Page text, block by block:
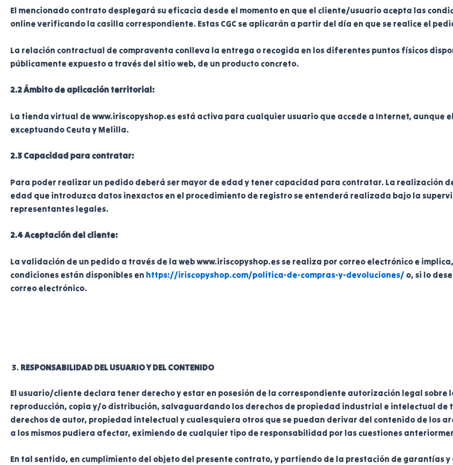
El mencionado contrato desplegará su eficacia desde el momento en que el cliente/usuario acepta las
online verificando la casilla correspondiente. Estas CGC se aplicarán a partir del día en que se realice el
La relación contractual de compraventa conlleva la entrega o recogida en los diferentes puntos físicos
públicamente expuesto a través del sitio web, de un producto concreto.
2.2 Ámbito de aplicación territorial:
La tienda virtual de www.iriscopyshop.es está activa para cualquier usuario que accede a Internet, aunque
exceptuando Ceuta y Melilla.
2.3 Capacidad para contratar:
Para poder realizar un pedido deberá ser mayor de edad y tener capacidad para contratar. La realización
edad que introduzca datos inexactos en el procedimiento de registro se entenderá realizada bajo la
representantes legales.
2.4 Aceptación del cliente:
La validación de un pedido a través de la web www.iriscopyshop.es se realiza por correo electrónico e
condiciones están disponibles en https://iriscopyshop.com/politica-de-compras-y-devoluciones/ o, si lo
correo electrónico.
RESPONSABILIDAD DEL USUARIO Y DEL CONTENIDO
El usuario/cliente declara tener derecho y estar en posesión de la correspondiente autorización legal sobre
reproducción, copia y/o distribución, salvaguardando los derechos de propiedad industrial e intelectual de
derechos de autor, propiedad intelectual y cualesquiera otros que se puedan derivar del contenido de los
a los mismos pudiera afectar, eximiendo de cualquier tipo de responsabilidad por las cuestiones
En tal sentido, en cumplimiento del objeto del presente contrato, y partiendo de la prestación de garantías